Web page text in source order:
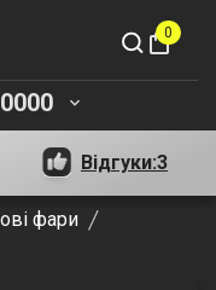
shopping_bag
0
keyboard_arrow_down
Відгуки:3
фари